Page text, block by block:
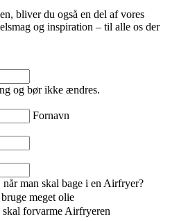
bliver du også en del af vores
og inspiration – til alle os der
og bør ikke ændres.
Fornavn
man skal bage i en Airfryer?
meget olie
forvarme Airfryeren